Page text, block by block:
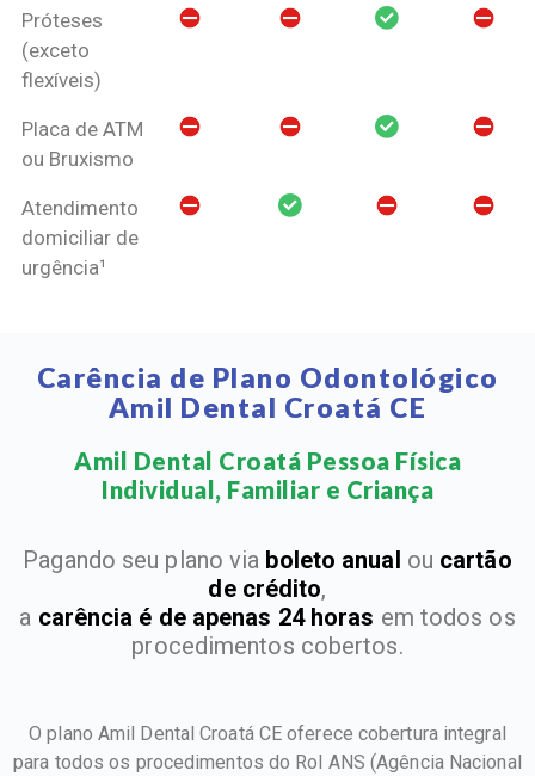
Próteses
(exceto
flexíveis)
Placa de ATM
ou Bruxismo
Atendimento
domiciliar de
urgência¹
Carência de Plano Odontológico
Amil Dental Croatá CE
Amil Dental Croatá Pessoa Física
Individual, Familiar e Criança​
Pagando seu plano via boleto anual ou cartão
de crédito,
a carência é de apenas 24 horas em todos os
procedimentos cobertos.
O plano Amil Dental Croatá CE oferece cobertura integral
para todos os procedimentos do Rol ANS(Agência Nacional